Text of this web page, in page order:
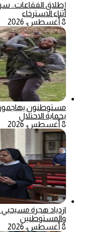
إطلاق الفقاعات.. سر
أثناء الاسترخاء
8 أغسطس، 2026
مستوطنون
بحماية الاحتلال
8 أغسطس، 2026
ازدياد هجرة
والمستوطنين
8 أغسطس، 2026